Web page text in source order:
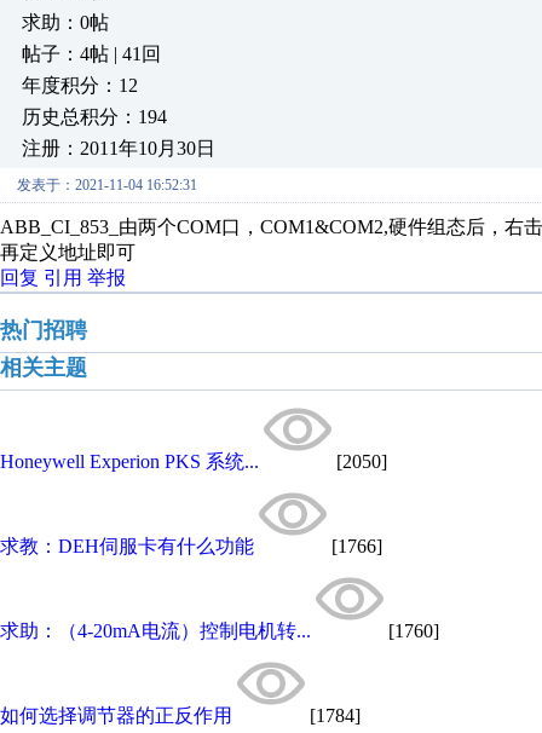
求助：0帖
帖子：4帖 | 41回
年度积分：12
历史总积分：194
注册：2011年10月30日
发表于：2021-11-04 16:52:31
ABB_CI_853_由两个COM口，COM1&COM2,硬件组态后，右
再定义地址即可
回复 引用 举报
热门招聘
相关主题
Honeywell Experion PKS 系统... [2050]
求教：DEH伺服卡有什么功能 [1766]
求助：（4-20mA电流）控制电机转... [1760]
如何选择调节器的正反作用 [1784]